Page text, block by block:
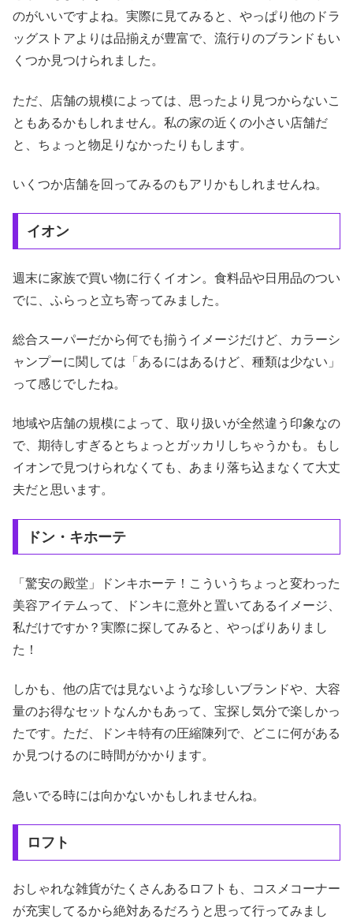
のがいいですよね。実際に見てみると、やっぱり他のドラ
ッグストアよりは品揃えが豊富で、流行りのブランドもい
くつか見つけられました。
ただ、店舗の規模によっては、思ったより見つからないこ
ともあるかもしれません。私の家の近くの小さい店舗だ
と、ちょっと物足りなかったりもします。
いくつか店舗を回ってみるのもアリかもしれませんね。
イオン
週末に家族で買い物に行くイオン。食料品や日用品のつい
でに、ふらっと立ち寄ってみました。
総合スーパーだから何でも揃うイメージだけど、カラーシ
ャンプーに関しては「あるにはあるけど、種類は少ない」
って感じでしたね。
地域や店舗の規模によって、取り扱いが全然違う印象なの
で、期待しすぎるとちょっとガッカリしちゃうかも。もし
イオンで見つけられなくても、あまり落ち込まなくて大丈
夫だと思います。
ドン・キホーテ
「驚安の殿堂」ドンキホーテ！こういうちょっと変わった
美容アイテムって、ドンキに意外と置いてあるイメージ、
私だけですか？実際に探してみると、やっぱりありまし
た！
しかも、他の店では見ないような珍しいブランドや、大容
量のお得なセットなんかもあって、宝探し気分で楽しかっ
たです。ただ、ドンキ特有の圧縮陳列で、どこに何がある
か見つけるのに時間がかかります。
急いでる時には向かないかもしれませんね。
ロフト
おしゃれな雑貨がたくさんあるロフトも、コスメコーナー
が充実してるから絶対あるだろうと思って行ってみまし